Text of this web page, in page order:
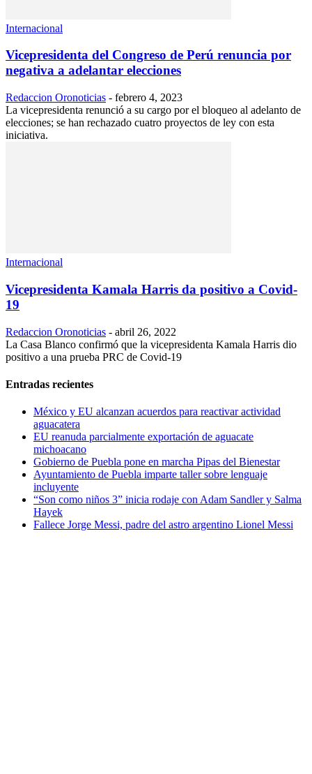
Internacional
Vicepresidenta del Congreso de Perú renuncia por
negativa a adelantar elecciones
Redaccion Oronoticias - febrero 4, 2023
La vicepresidenta renunció a su cargo por el bloqueo al adelanto de
elecciones; se han rechazado cuatro proyectos de ley con esta
iniciativa.
Internacional
Vicepresidenta Kamala Harris da positivo a Covid-
19
Redaccion Oronoticias - abril 26, 2022
La Casa Blanco confirmó que la vicepresidenta Kamala Harris dio
positivo a una prueba PRC de Covid-19
Entradas recientes
México y EU alcanzan acuerdos para reactivar actividad
aguacatera
EU reanuda parcialmente exportación de aguacate
michoacano
Gobierno de Puebla pone en marcha Pipas del Bienestar
Ayuntamiento de Puebla imparte taller sobre lenguaje
incluyente
“Son como niños 3” inicia rodaje con Adam Sandler y Salma
Hayek
Fallece Jorge Messi, padre del astro argentino Lionel Messi